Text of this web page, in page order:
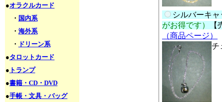
●オラクルカード
・ 国内系
・ 海外系
・ ドリーン系
●タロットカード
● トランプ
●書籍・CD・DVD
●手帳・文具・バッグ
シルバーキ
がお得です）
（商品ページ）
チ